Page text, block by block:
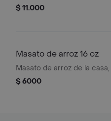
$ 11.000
Masato de arroz 16 oz
Masato de arroz de la casa,
$ 6000